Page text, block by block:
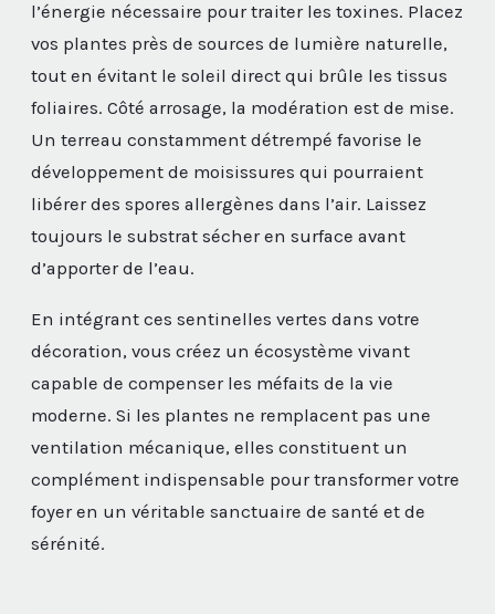
l’énergie nécessaire pour traiter les toxines. Placez
vos plantes près de sources de lumière naturelle,
tout en évitant le soleil direct qui brûle les tissus
foliaires. Côté arrosage, la modération est de mise.
Un terreau constamment détrempé favorise le
développement de moisissures qui pourraient
libérer des spores allergènes dans l’air. Laissez
toujours le substrat sécher en surface avant
d’apporter de l’eau.
En intégrant ces sentinelles vertes dans votre
décoration, vous créez un écosystème vivant
capable de compenser les méfaits de la vie
moderne. Si les plantes ne remplacent pas une
ventilation mécanique, elles constituent un
complément indispensable pour transformer votre
foyer en un véritable sanctuaire de santé et de
sérénité.